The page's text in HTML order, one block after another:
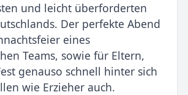
und leicht überforderten
Der perfekte Abend
eines
Teams, sowie für Eltern,
genauso schnell hinter sich
wie Erzieher auch.